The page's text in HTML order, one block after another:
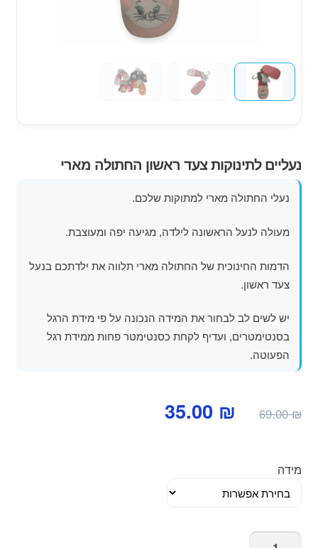
נעליים לתינוקות צעד ראשון החתולה מארי
נעלי החתולה מארי למתוקות שלכם.
מעולה לנעל הראשונה לילדה, מגיעה יפה ומעוצבת.
הדמות החינוכית של החתולה מארי תלווה את ילדתכם בנעל
צעד ראשון.
יש לשים לב לבחור את המידה הנכונה על פי מידת הרגל
בסנטימטרים, ועדיף לקחת כסנטימטר פחות ממידת רגל
הפעוטה.
69.00₪
המחיר35.00 ₪
המחיר
מידה
כמות